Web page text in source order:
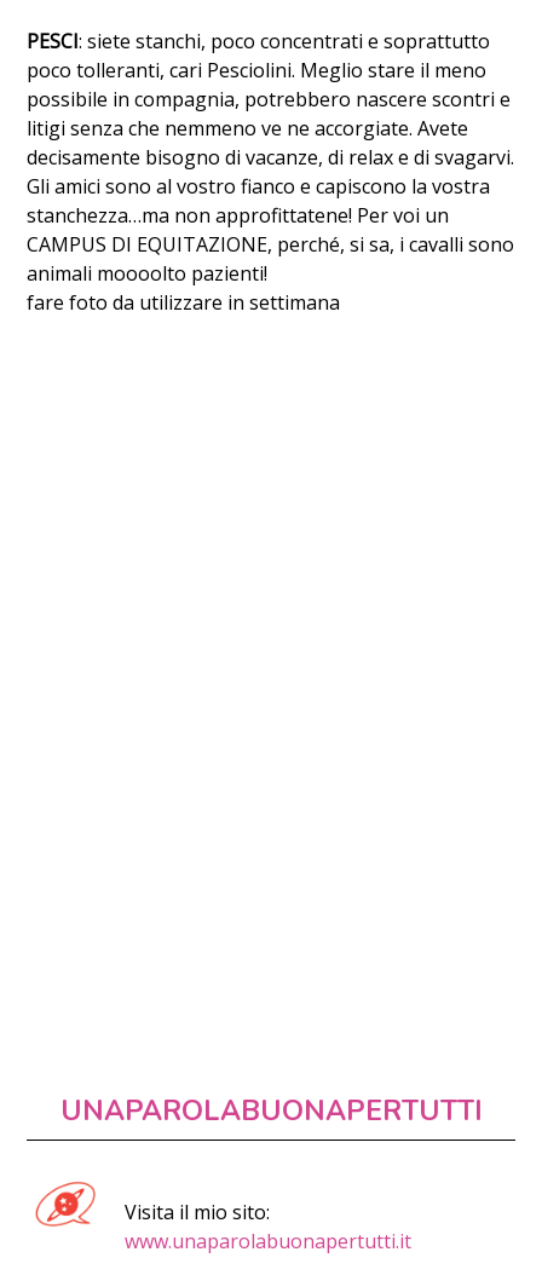
PESCI: siete stanchi, poco concentrati e soprattutto
poco tolleranti, cari Pesciolini. Meglio stare il meno
possibile in compagnia, potrebbero nascere scontri e
litigi senza che nemmeno ve ne accorgiate. Avete
decisamente bisogno di vacanze, di relax e di svagarvi.
Gli amici sono al vostro fianco e capiscono la vostra
stanchezza…ma non approfittatene! Per voi un
CAMPUS DI EQUITAZIONE, perché, si sa, i cavalli sono
animali moooolto pazienti!
fare foto da utilizzare in settimana
UNAPAROLABUONAPERTUTTI
Visita il mio sito:
www.unaparolabuonapertutti.it